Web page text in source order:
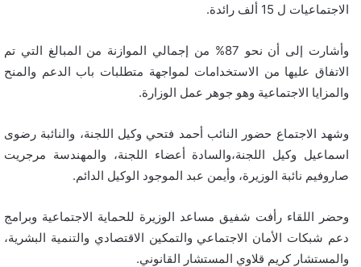
الاجتماعيات ل 15 ألف رائدة.
وأشارت إلى أن نحو 87% من إجمالي الموازنة من المبالغ التي تم
الاتفاق عليها من الاستخدامات لمواجهة متطلبات باب الدعم والمنح
والمزايا الاجتماعية وهو جوهر عمل الوزارة.
وشهد الاجتماع حضور النائب أحمد فتحي وكيل اللجنة، والنائبة رضوى
اسماعيل وكيل اللجنة،والسادة أعضاء اللجنة، والمهندسة مرجريت
صاروفيم نائبة الوزيرة، وأيمن عبد الموجود الوكيل الدائم.
وحضر اللقاء رأفت شفيق مساعد الوزيرة للحماية الاجتماعية وبرامج
دعم شبكات الأمان الاجتماعي والتمكين الاقتصادي والتنمية البشرية،
والمستشار كريم قلاوي المستشار القانوني.